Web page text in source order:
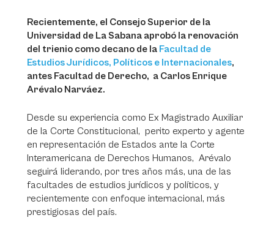
Recientemente, el Consejo Superior de la
Universidad de La Sabana aprobó la renovación
del trienio como decano de la Facultad de
Estudios Jurídicos, Políticos e Internacionales,
antes Facultad de Derecho, a Carlos Enrique
Arévalo Narváez.
Desde su experiencia como Ex Magistrado Auxiliar
de la Corte Constitucional, perito experto y agente
en representación de Estados ante la Corte
Interamericana de Derechos Humanos, Arévalo
seguirá liderando, por tres años más, una de las
facultades de estudios jurídicos y políticos, y
recientemente con enfoque internacional, más
prestigiosas del país.